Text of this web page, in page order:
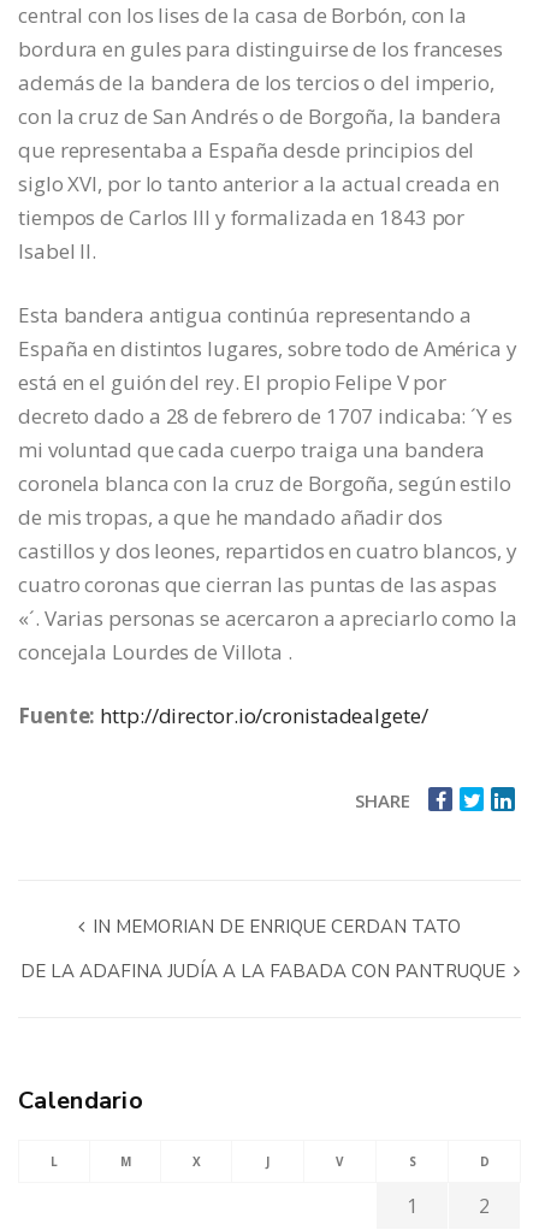
central con los lises de la casa de Borbón, con la
bordura en gules para distinguirse de los franceses
además de la bandera de los tercios o del imperio,
con la cruz de San Andrés o de Borgoña, la bandera
que representaba a España desde principios del
siglo XVI, por lo tanto anterior a la actual creada en
tiempos de Carlos III y formalizada en 1843 por
Isabel II.
Esta bandera antigua continúa representando a
España en distintos lugares, sobre todo de América y
está en el guión del rey. El propio Felipe V por
decreto dado a 28 de febrero de 1707 indicaba: ´Y es
mi voluntad que cada cuerpo traiga una bandera
coronela blanca con la cruz de Borgoña, según estilo
de mis tropas, a que he mandado añadir dos
castillos y dos leones, repartidos en cuatro blancos, y
cuatro coronas que cierran las puntas de las aspas
«´. Varias personas se acercaron a apreciarlo como la
concejala Lourdes de Villota .
Fuente: http://director.io/cronistadealgete/
SHARE
IN MEMORIAN DE ENRIQUE CERDAN TATO
DE LA ADAFINA JUDÍA A LA FABADA CON PANTRUQUE
Calendario
L M X J V S D
1 2